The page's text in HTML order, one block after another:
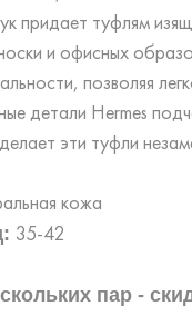
придает туфлям
и офисных
позволяя
детали Hermes
эти туфли
кожа
35-42
пар -